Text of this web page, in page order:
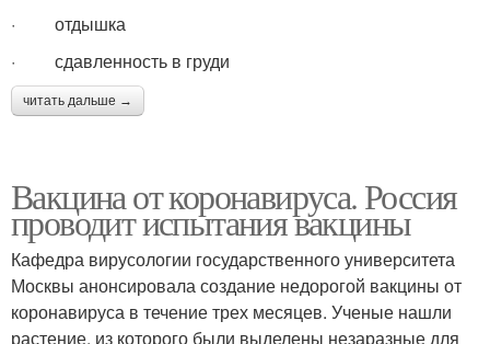
· отдышка
· сдавленность в груди
читать дальше →
Вакцина от коронавируса. Россия
проводит испытания вакцины
Кафедра вирусологии государственного университета
Москвы анонсировала создание недорогой вакцины от
коронавируса в течение трех месяцев. Ученые нашли
растение, из которого были выделены незаразные для